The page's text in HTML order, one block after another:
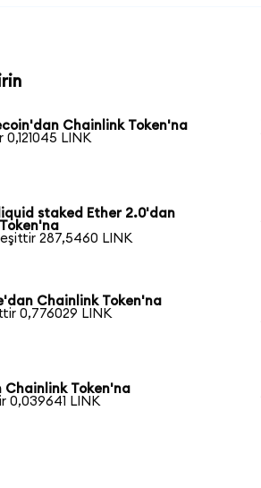
Chainlink Token'na
0,121045 LINK
staked Ether 2.0'dan
eşittir 287,5460 LINK
Chainlink Token'na
0,776029 LINK
Chainlink Token'na
0,039641 LINK